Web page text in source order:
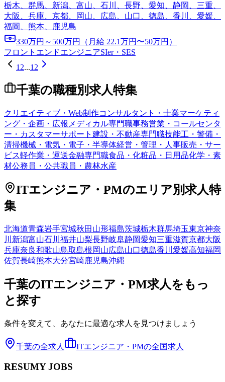
栃木、群馬、新潟、富山、石川、長野、愛知、静岡、三重、
大阪、兵庫、京都、岡山、広島、山口、徳島、香川、愛媛、
福岡、熊本、鹿児島
330万円～500万円（月給 22.1万円〜50万円）
フロントエンドエンジニアSIer・SES
1 2...12
千葉の職種別求人特集
クリエイティブ・Web制作コンサルタント・士業マーケティ
ング・企画・広報 メディカル専門職事務営業・コールセンタ
ー・カスタマーサポート 建設・不動産専門職技能工・警備・
清掃機械・電気・電子・半導体経営・管理・人事販売・サー
ビス軽作業・運送金融専門職食品・化粧品・日用品化学・素
材公務員・公共職員・農林水産
ITエンジニア・PMのエリア別求人特
集
北海道青森岩手宮城秋田 山形福島茨城栃木群馬埼玉東京神奈
川 新潟富山石川 福井山梨長野岐阜静岡愛知三重滋賀京都大阪
兵庫奈良和歌山鳥取島根岡山広島山口徳島香川 愛媛高知福岡
佐賀長崎熊本大分宮崎鹿児島沖縄
千葉のITエンジニア・PM求人をもっ
と探す
条件を変えて、あなたに最適な求人を見つけましょう
千葉の全求人 ITエンジニア・PMの全国求人
RESUMY JOBS